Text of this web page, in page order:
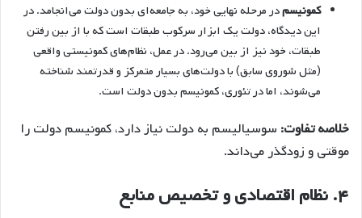
کمونیسمدر مرحله‌ نهایی خود، به جامعه‌ای بدون دولت می‌انجامد. در
این دیدگاه، دولت یک ابزار سرکوب طبقات است که با از بین رفتن
طبقات، خود نیز از بین می‌رود. در عمل، نظام‌های کمونیستی واقعی
(مثل شوروی سابق) با دولت‌های بسیار متمرکز و قدرتمند شناخته
می‌شوند، اما در تئوری، کمونیسم بدون دولت است.
خلاصه تفاوت: سوسیالیسم به دولت نیاز دارد، کمونیسم دولت را
موقتی و زودگذر می‌داند.
۴. نظام اقتصادی و تخصیص منابع